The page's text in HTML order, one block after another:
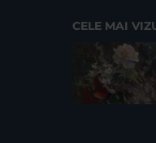
CELE MAI